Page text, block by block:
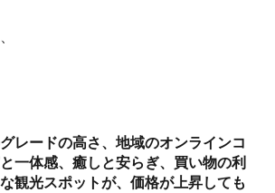
レードの高さ、地域のオンラインコ
一体感、癒しと安らぎ、買い物の利
観光スポットが、価格が上昇しても